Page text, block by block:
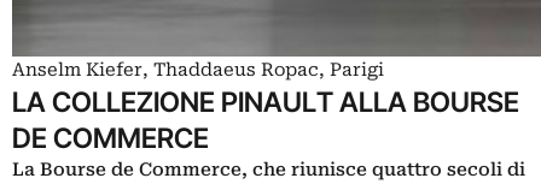
Anselm Kiefer, Thaddaeus Ropac, Parigi
LA COLLEZIONE PINAULT ALLA BOURSE
DE COMMERCE
La Bourse de Commerce, che riunisce quattro secoli di